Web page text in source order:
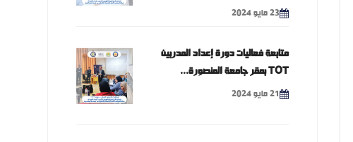
23 مايو 2024
متابعة فعاليات دورة إعداد المدربين
TOT بمقر جامعة المنصورة...
21 مايو 2024